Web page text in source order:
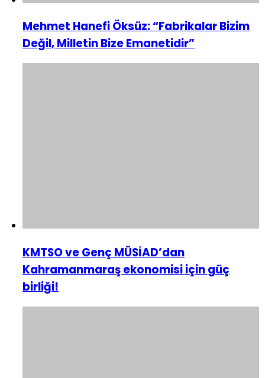
Mehmet Hanefi Öksüz: “Fabrikalar Bizim
Değil, Milletin Bize Emanetidir”
KMTSO ve Genç MÜSİAD’dan
Kahramanmaraş ekonomisi için güç
birliği!